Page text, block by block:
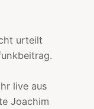
urteilt
live aus
Joachim